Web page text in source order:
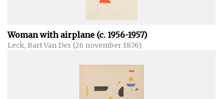
Woman with airplane (c. 1956-1957)
Leck, Bart Van Der (26 november 1876)